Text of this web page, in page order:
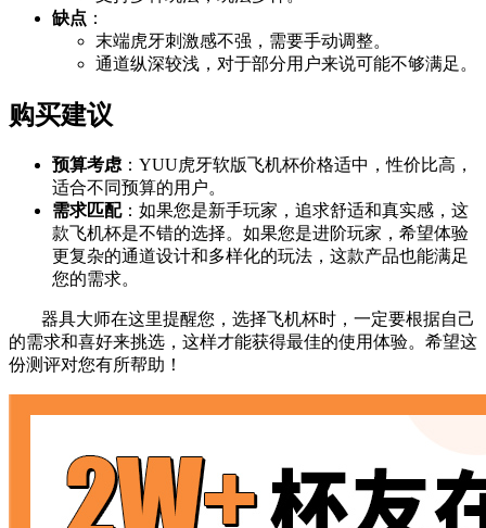
缺点 ：
末端虎牙刺激感不强，需要手动调整。
通道纵深较浅，对于部分用户来说可能不够满足。
购买建议
预算考虑 ：YUU虎牙软版飞机杯价格适中，性价比高，
适合不同预算的用户。
需求匹配：如果您是新手玩家，追求舒适和真实感，这
款飞机杯是不错的选择。如果您是进阶玩家，希望体验
更复杂的通道设计和多样化的玩法，这款产品也能满足
您的需求。
器具大师在这里提醒您，选择飞机杯时，一定要根据自己
的需求和喜好来挑选，这样才能获得最佳的使用体验。希望这
份测评对您有所帮助！